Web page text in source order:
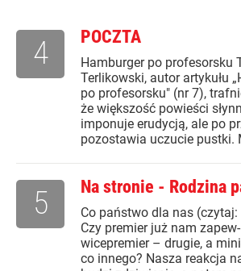
POCZTA
Hamburger po profesorsku
Terlikowski, autor artykułu
po profesorsku" (nr 7),
że większość powieści
imponuje erudycją, ale po
pozostawia uczucie pustki.
4
Na stronie - Rodzina
Co państwo dla nas
Czy premier już nam
wicepremier – drugie, a
co innego? Nasza reakcja
5